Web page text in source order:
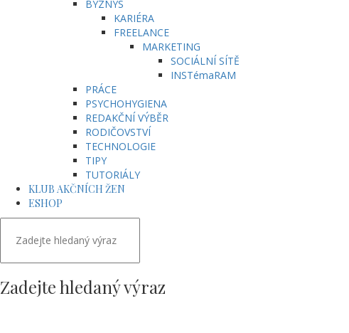
BYZNYS
KARIÉRA
FREELANCE
MARKETING
SOCIÁLNÍ SÍTĚ
INSTémaRAM
PRÁCE
PSYCHOHYGIENA
REDAKČNÍ VÝBĚR
RODIČOVSTVÍ
TECHNOLOGIE
TIPY
TUTORIÁLY
KLUB AKČNÍCH ŽEN
ESHOP
Zadejte hledaný výraz